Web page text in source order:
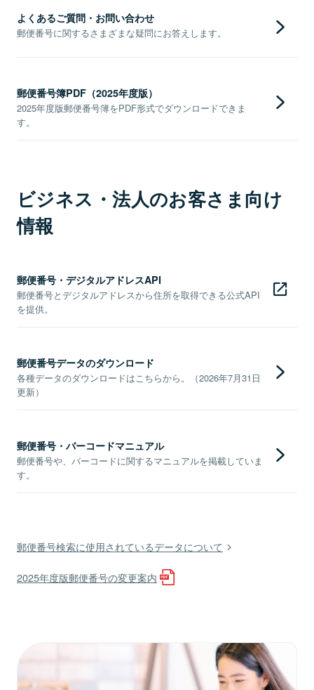
よくあるご質問・お問い合わせ
郵便番号に関するさまざまな疑問にお答えします。
郵便番号簿PDF（2025年度版）
2025年度版郵便番号簿をPDF形式でダウンロードできま
す。
ビジネス・法人のお客さま向け
情報
郵便番号・デジタルアドレスAPI
郵便番号とデジタルアドレスから住所を取得できる公式API
を提供。
郵便番号データのダウンロード
各種データのダウンロードはこちらから。（2026年7月31日
更新）
郵便番号・バーコードマニュアル
郵便番号や、バーコードに関するマニュアルを掲載していま
す。
郵便番号検索に使用されているデータについて
2025年度版郵便番号の変更案内